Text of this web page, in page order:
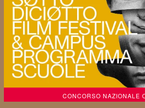
CONCORSO NAZIONALE